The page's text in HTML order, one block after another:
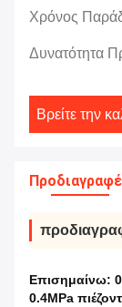
Χρόνος
Δυνατότητα
Βρείτε την
Επισημαίνω:
0.4MPa